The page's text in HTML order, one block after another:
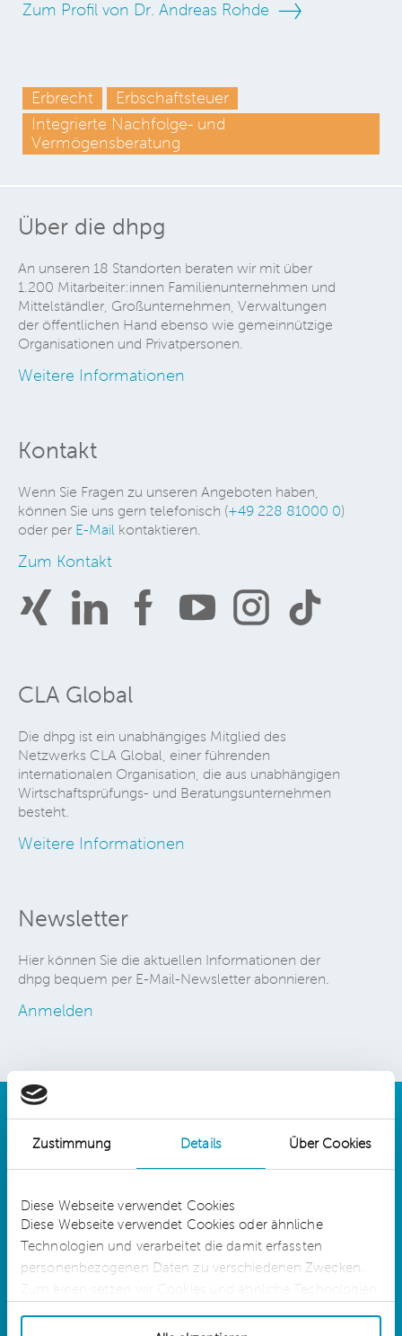
Zustimmung Details Über Cookies
Diese Webseite verwendet Cookies
Diese Webseite verwendet Cookies oder ähnliche
Technologien und verarbeitet die damit erfassten
personenbezogenen Daten zu verschiedenen Zwecken.
Zum einen setzen wir Cookies und ähnliche Technologien
technisch erforderlich sind. Für diese Cookies oder
Zum Profil von Dr. Andreas Rohde
Erbrecht
Erbschaftsteuer
Integrierte Nachfolge- und
Vermögensberatung
Über die dhpg
An unseren 18 Standorten beraten wir mit über
1.200 Mitarbeiter:innen Familienunternehmen und
Mittelständler, Großunternehmen, Verwaltungen
der öffentlichen Hand ebenso wie gemeinnützige
Organisationen und Privatpersonen.
Weitere Informationen
Kontakt
Wenn Sie Fragen zu unseren Angeboten haben,
können Sie uns gern telefonisch (+49 228 81000 0)
oder per E-Mail kontaktieren.
Zum Kontakt
CLA Global
Die dhpg ist ein unabhängiges Mitglied des
Netzwerks CLA Global, einer führenden
internationalen Organisation, die aus unabhängigen
Wirtschaftsprüfungs- und Beratungsunternehmen
besteht.
Weitere Informationen
Newsletter
Hier können Sie die aktuellen Informationen der
dhpg bequem per E-Mail-Newsletter abonnieren.
Anmelden
dhpg is an independent network member of
CLA Global. See
CLAglobal.com/disclaimer
Sitemap